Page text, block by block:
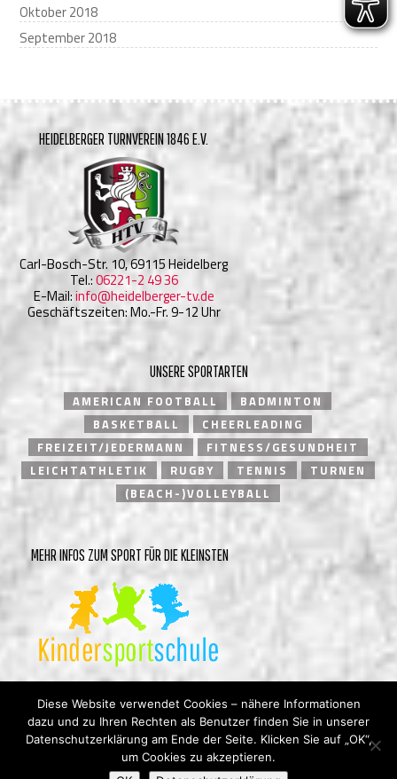
Oktober 2018
September 2018
HEIDELBERGER TURNVEREIN 1846 E.V.
Carl-Bosch-Str. 10, 69115 Heidelberg
Tel.:06221-2 49 36
E-Mail:info@heidelberger-tv.de
Geschäftszeiten: Mo.-Fr. 9-12 Uhr
UNSERE SPORTARTEN
AMERICAN FOOTBALL
BADMINTON
BASKETBALL
CHEERLEADING
FREIZEIT/JEDERMANN
FITNESS/GESUNDHEIT
LEICHTATHLETIK
RUGBY TENNIS
TURNEN
(BEACH-)VOLLEYBALL
MEHR INFOS ZUM SPORT FÜR DIE KLEINSTEN
© Heidelberger Turnverein 1846 e.V. |Impressum
Diese Website verwendet Cookies – nähere Informationen
dazu und zu Ihren Rechten als Benutzer finden Sie in unserer
Datenschutzerklärung am Ende der Seite. Klicken Sie auf „OK“,
um Cookies zu akzeptieren.